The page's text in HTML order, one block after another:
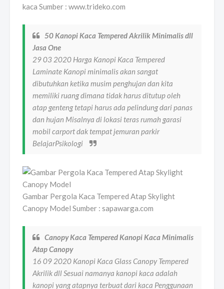
kaca Sumber : www.trideko.com
50 Kanopi Kaca Tempered Akrilik Minimalis dll
Jasa One
29 03 2020 Harga Kanopi Kaca Tempered
Laminate Kanopi minimalis akan sangat
dibutuhkan ketika musim penghujan dan kita
memiliki ruang dimana tidak harus ditutup oleh
atap genteng tetapi harus ada pelindung dari panas
dan hujan Misalnya di lokasi teras rumah garasi
mobil carport dak tempat jemuran parkir
BelajarPsikologi
Gambar Pergola Kaca Tempered Atap Skylight
Canopy Model Sumber : sapawarga.com
Canopy Kaca Tempered Kanopi Kaca Minimalis
Atap Canopy
16 09 2020 Kanopi Kaca Glass Canopy Tempered
Akrilik dll Sesuai namanya kanopi kaca adalah
kanopi yang atapnya terbuat dari kaca Penggunaan